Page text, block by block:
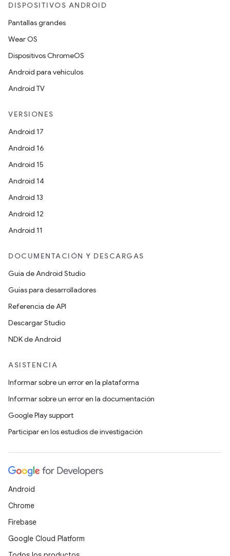
DISPOSITIVOS ANDROID
Pantallas grandes
Wear OS
Dispositivos ChromeOS
Android para vehículos
Android TV
VERSIONES
Android 17
Android 16
Android 15
Android 14
Android 13
Android 12
Android 11
DOCUMENTACIÓN Y DESCARGAS
Guía de Android Studio
Guías para desarrolladores
Referencia de API
Descargar Studio
NDK de Android
ASISTENCIA
Informar sobre un error en la plataforma
Informar sobre un error en la documentación
Google Play support
Participar en los estudios de investigación
Android
Chrome
Firebase
Google Cloud Platform